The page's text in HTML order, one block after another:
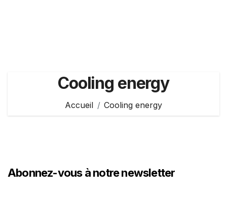
Cooling energy
Accueil Cooling energy
Abonnez-vous à notre newsletter